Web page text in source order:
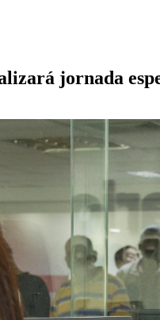
jornada